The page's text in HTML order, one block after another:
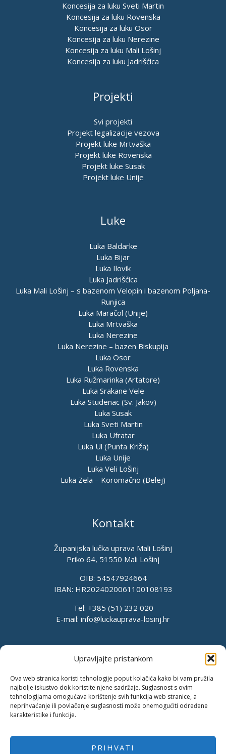
Upravljajte pristankom
Ova web stranica koristi tehnologije poput kolačića kako bi vam pružila
najbolje iskustvo dok koristite njene sadržaje. Suglasnost s ovim
tehnologijama omogućava korištenje svih funkcija web stranice, a
neprihvaćanje ili povlačenje suglasnosti može onemogućiti određene
karakteristike i funkcije.
PRIHVATI
Koncesija za luku Sveti Martin
Koncesija za luku Rovenska
Koncesija za luku Osor
Koncesija za luku Nerezine
Koncesija za luku Mali Lošinj
Koncesija za luku Jadrišćica
Projekti
Svi projekti
Projekt legalizacije vezova
Projekt luke Mrtvaška
Projekt luke Rovenska
Projekt luke Susak
Projekt luke Unije
Luke
Luka Baldarke
Luka Bijar
Luka Ilovik
Luka Jadrišćica
Luka Mali Lošinj – s bazenom Velopin i bazenom Poljana-
Runjica
Luka Maračol (Unije)
Luka Mrtvaška
Luka Nerezine
Luka Nerezine – bazen Biskupija
Luka Osor
Luka Rovenska
Luka Ružmarinka (Artatore)
Luka Srakane Vele
Luka Studenac (Sv. Jakov)
Luka Susak
Luka Sveti Martin
Luka Ufratar
Luka Ul (Punta Križa)
Luka Unije
Luka Veli Lošinj
Luka Zela – Koromačno (Belej)
Kontakt
Županijska lučka uprava Mali Lošinj
Priko 64, 51550 Mali Lošinj
OIB: 54547924664
IBAN: HR2024020061100108193
Tel: +385 (51) 232 020
E-mail: info@luckauprava-losinj.hr
Pravila o privatnosti